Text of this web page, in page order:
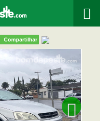

Compartilhar
